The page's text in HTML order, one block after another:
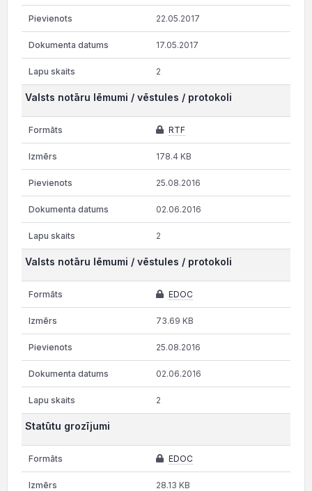
22.05.2017
17.05.2017
2
Valsts notāru lēmumi / vēstules / protokoli
RTF
178.4 KB
25.08.2016
02.06.2016
2
Valsts notāru lēmumi / vēstules / protokoli
EDOC
73.69 KB
25.08.2016
02.06.2016
2
Statūtu grozījumi
EDOC
28.13 KB